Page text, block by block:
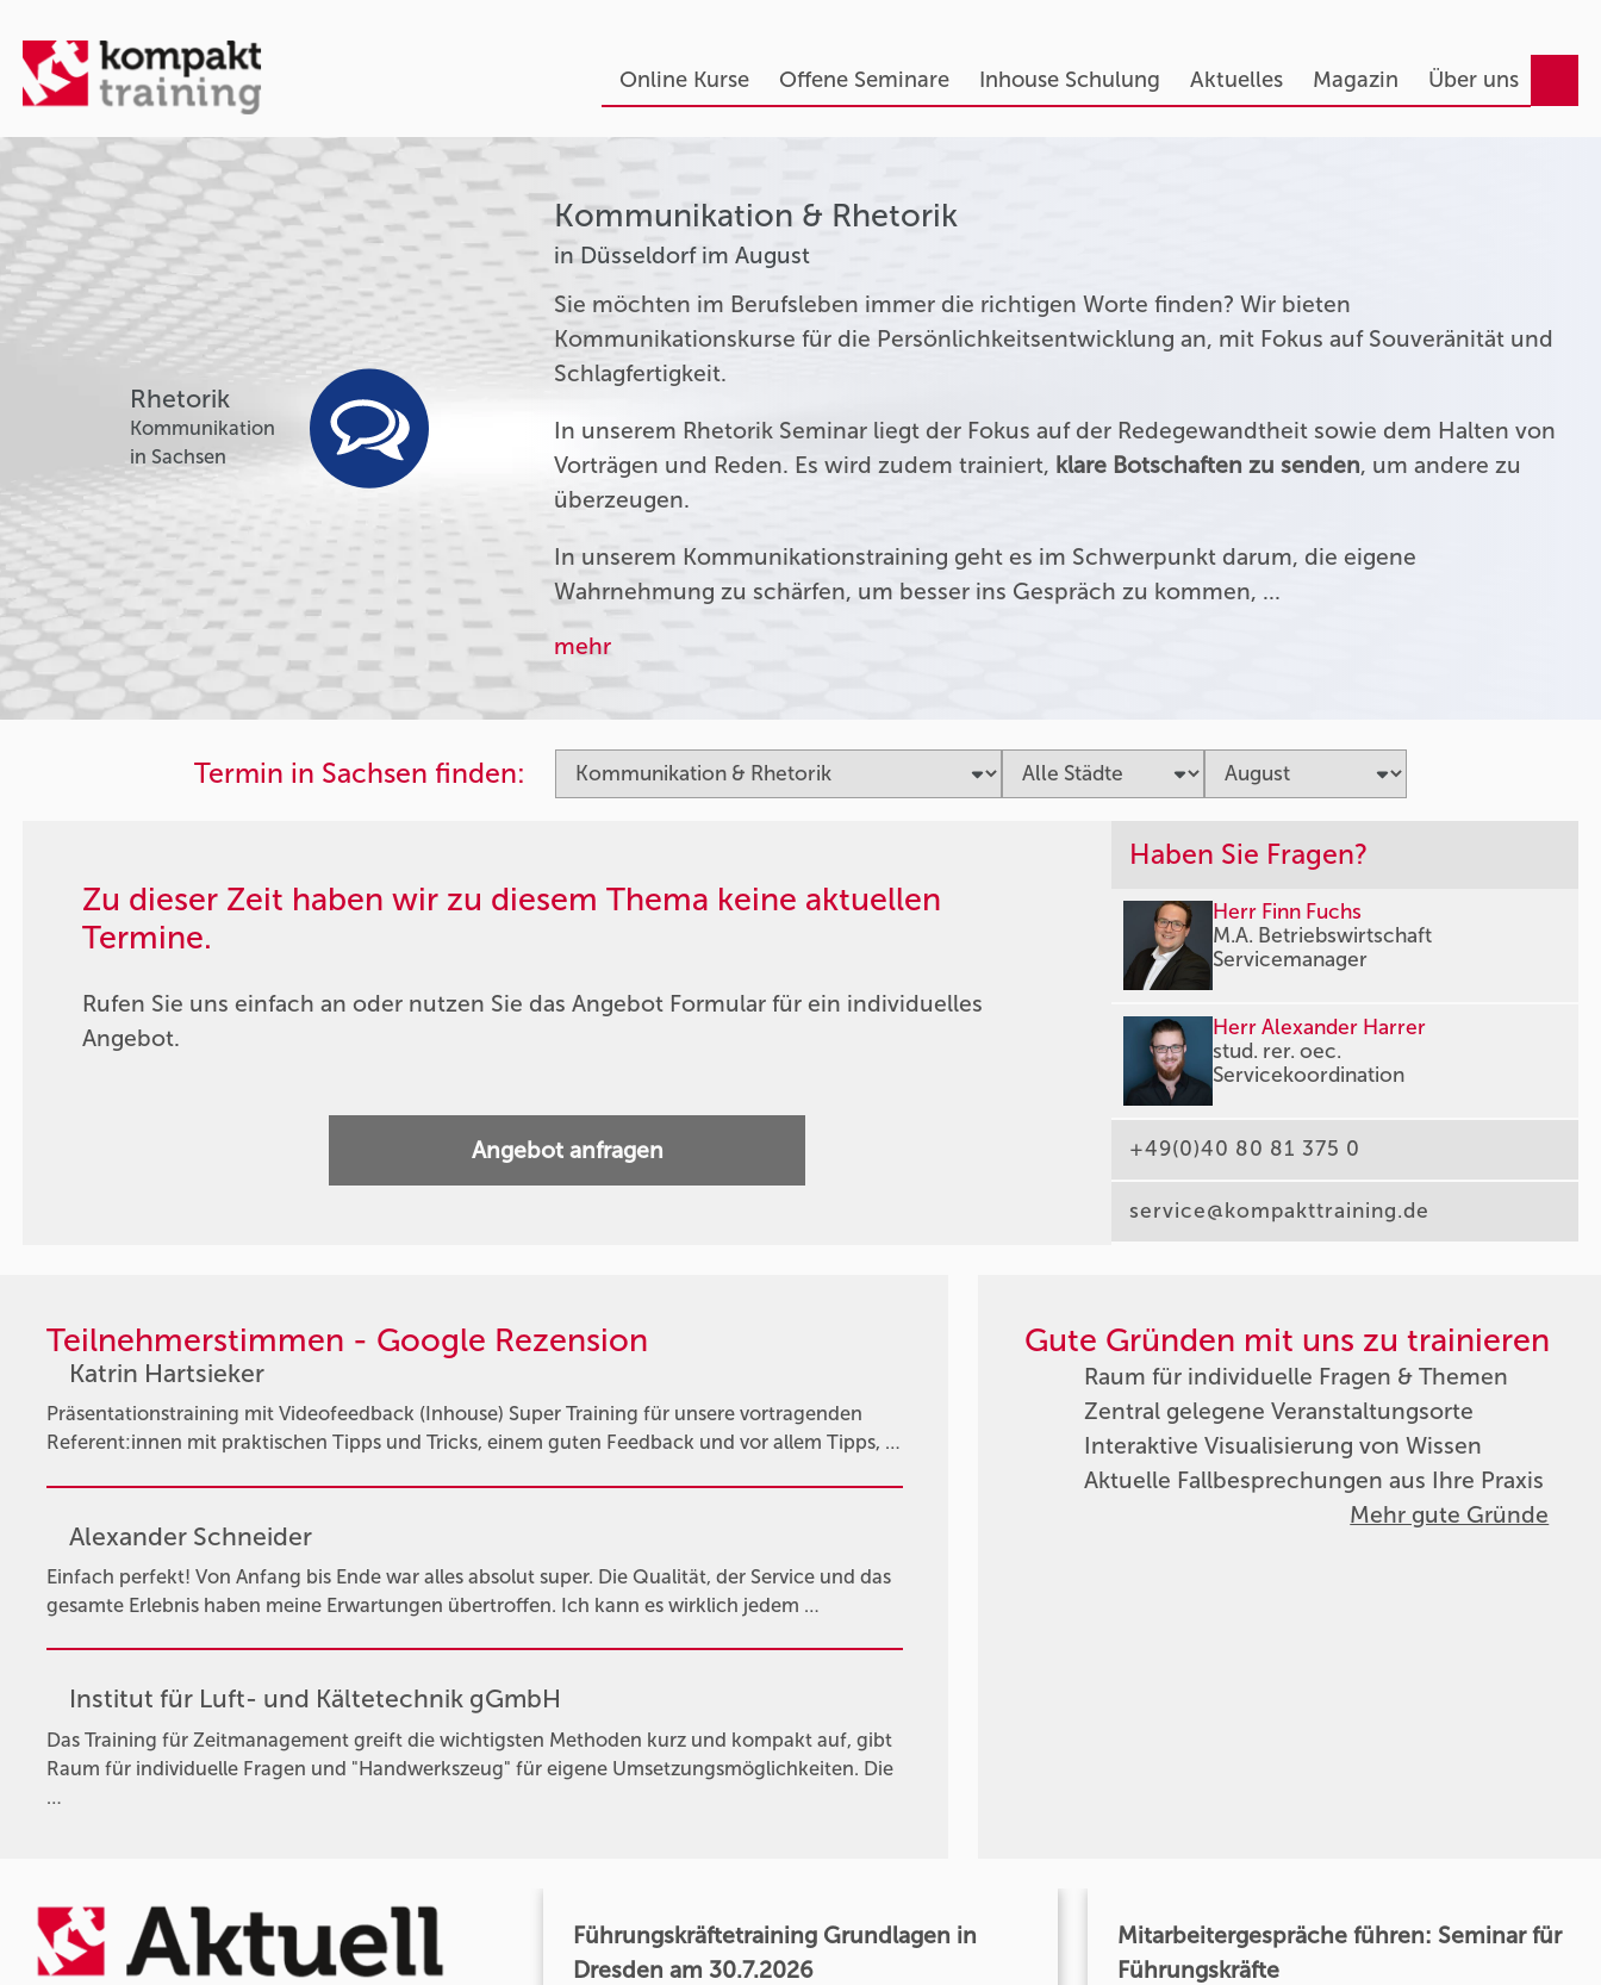
Online Kurse Offene Seminare Inhouse Schulung Aktuelles Magazin Über uns
Rhetorik
Kommunikation
in Sachsen
Kommunikation & Rhetorik
in Düsseldorf im August
Sie möchten im Berufsleben immer die richtigen Worte finden? Wir bieten
Kommunikationskurse für die Persönlichkeitsentwicklung an, mit Fokus auf Souveränität und
Schlagfertigkeit.
In unserem Rhetorik Seminar liegt der Fokus auf der Redegewandtheit sowie dem Halten von
Vorträgen und Reden. Es wird zudem trainiert, klare Botschaften zu senden, um andere zu
überzeugen.
In unserem Kommunikationstraining geht es im Schwerpunkt darum, die eigene
Wahrnehmung zu schärfen, um besser ins Gespräch zu kommen, …
mehr
Termin in Sachsen finden:
Zu dieser Zeit haben wir zu diesem Thema keine aktuellen
Termine.
Rufen Sie uns einfach an oder nutzen Sie das Angebot Formular für ein individuelles
Angebot.
Angebot anfragen
Haben Sie Fragen?
Herr Finn Fuchs
M.A. Betriebswirtschaft
Servicemanager
Herr Alexander Harrer
stud. rer. oec.
Servicekoordination
+49(0)40 80 81 375 0
service@kompakttraining.de
Teilnehmerstimmen - Google Rezension
Katrin Hartsieker
Präsentationstraining mit Videofeedback (Inhouse) Super Training für unsere vortragenden
Referent:innen mit praktischen Tipps und Tricks, einem guten Feedback und vor allem Tipps, …
Alexander Schneider
Einfach perfekt! Von Anfang bis Ende war alles absolut super. Die Qualität, der Service und das
gesamte Erlebnis haben meine Erwartungen übertroffen. Ich kann es wirklich jedem …
Institut für Luft- und Kältetechnik gGmbH
Das Training für Zeitmanagement greift die wichtigsten Methoden kurz und kompakt auf, gibt
Raum für individuelle Fragen und "Handwerkszeug" für eigene Umsetzungsmöglichkeiten. Die
…
Gute Gründen mit uns zu trainieren
Raum für individuelle Fragen & Themen
Zentral gelegene Veranstaltungsorte
Interaktive Visualisierung von Wissen
Aktuelle Fallbesprechungen aus Ihre Praxis
Mehr gute Gründe
Führungskräftetraining Grundlagen in
Dresden am 30.7.2026
Mitarbeitergespräche führen: Seminar für
Führungskräfte